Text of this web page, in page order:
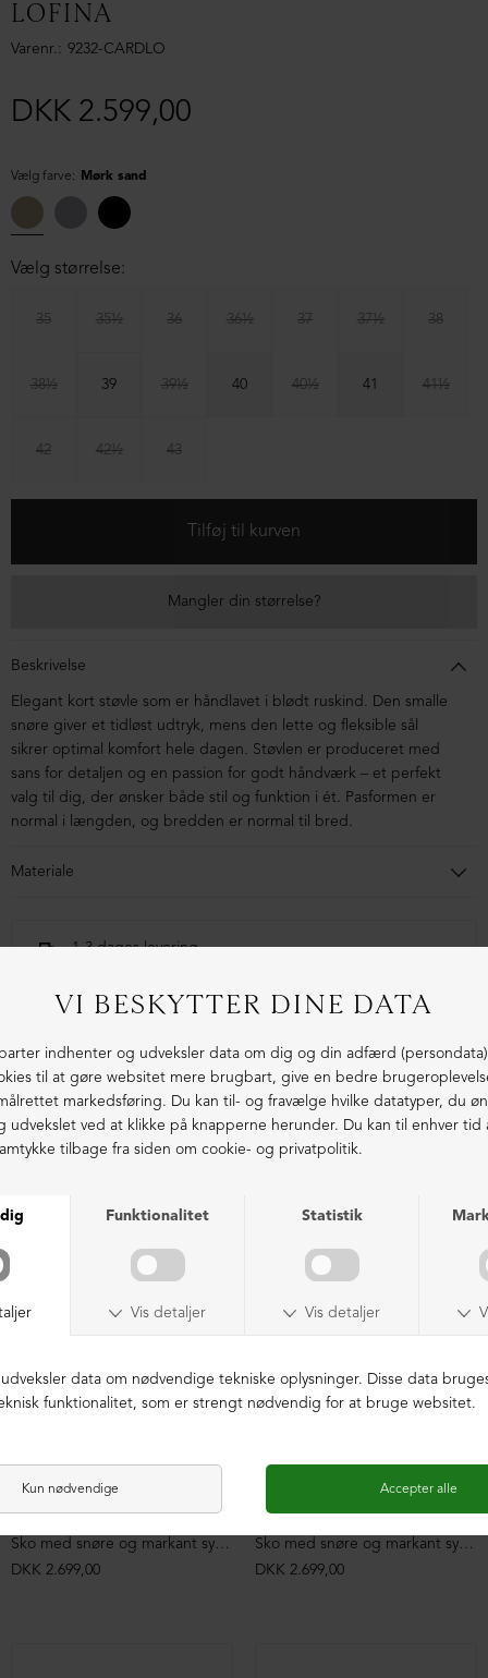
LOFINA
Varenr. 9232-CARDLO
DKK 2.599,00
Vælg farve: Mørk sand
Vælg størrelse:
35 35½ 36 36½ 37 37½ 38
38½ 39 39½ 40 40½ 41 41½
42 42½ 43
Mangler din størrelse?
Beskrivelse
Elegant kort støvle som er håndlavet i blødt ruskind. Den smalle
snøre giver et tidløst udtryk, mens den lette og fleksible sål
sikrer optimal komfort hele dagen. Støvlen er produceret med
sans for detaljen og en passion for godt håndværk – et perfekt
valg til dig, der ønsker både stil og funktion i ét. Pasformen er
normal i længden, og bredden er normal til bred.
Materiale
1-3 dages levering
Fri fragt fra 1.000,- i DK (pakkeshop)
Ekstraordinær kvalitet - produceret i Europa
Sko med snøre og markant syning
DKK 2.699,00
Sko med snøre og markant syning
DKK 2.699,00